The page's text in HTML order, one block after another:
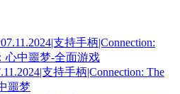
支持手柄|Connection: The
噩梦